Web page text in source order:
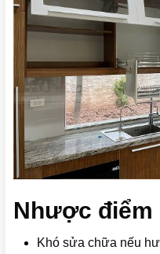
Nhược
Khó sửa chữa nếu